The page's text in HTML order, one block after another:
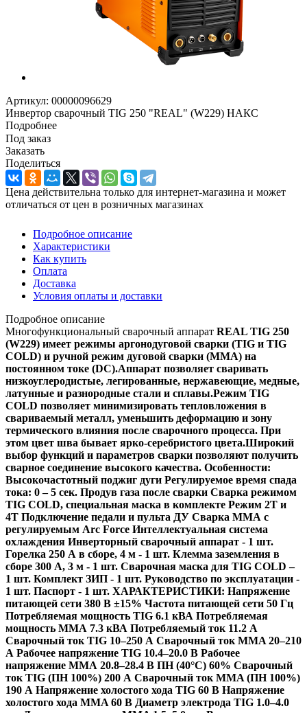
Артикул: 00000096629
Инвертор сварочный TIG 250 "REAL" (W229) НАКС
Подробнее
Под заказ
Заказать
Поделиться
Цена действительна только для интернет-магазина и может
отличаться от цен в розничных магазинах
Подробное описание
Характеристики
Как купить
Оплата
Доставка
Условия оплаты и доставки
Подробное описание
Многофункциональный сварочный аппарат REAL TIG 250
(W229) имеет режимы аргонодуговой сварки (TIG и TIG
COLD) и ручной режим дуговой сварки (MMA) на
постоянном токе (DC).Аппарат позволяет сваривать
низкоуглеродистые, легированные, нержавеющие, медные,
латунные и разнородные стали и сплавы.Режим TIG
COLD позволяет минимизировать тепловложения в
свариваемый металл, уменьшить деформацию и зону
термического влияния после сварочного процесса. При
этом цвет шва бывает ярко-серебристого цвета.Широкий
выбор функций и параметров сварки позволяют получить
сварное соединение высокого качества. Особенности:
Высокочастотный поджиг дуги Регулируемое время спада
тока: 0 – 5 сек. Продув газа после сварки Сварка режимом
TIG COLD, специальная маска в комплекте Режим 2T и
4T Подключение педали и пульта ДУ Сварка ММА с
регулируемым Arc Force Интеллектуальная система
охлаждения Инверторный сварочный аппарат - 1 шт.
Горелка 250 А в сборе, 4 м - 1 шт. Клемма заземления в
сборе 300 А, 3 м - 1 шт. Сварочная маска для TIG COLD –
1 шт. Комплект ЗИП - 1 шт. Руководство по эксплуатации -
1 шт. Паспорт - 1 шт. ХАРАКТЕРИСТИКИ: Напряжение
питающей сети 380 В ±15% Частота питающей сети 50 Гц
Потребляемая мощность TIG 6.1 кВА Потребляемая
мощность ММА 7.3 кВА Потребляемый ток 11.2 А
Сварочный ток TIG 10–250 А Сварочный ток MMA 20–210
А Рабочее напряжение TIG 10.4–20.0 В Рабочее
напряжение ММА 20.8–28.4 В ПН (40°C) 60% Сварочный
ток TIG (ПН 100%) 200 А Сварочный ток MMA (ПН 100%)
190 А Напряжение холостого хода TIG 60 В Напряжение
холостого хода MMA 60 В Диаметр электрода TIG 1.0–4.0